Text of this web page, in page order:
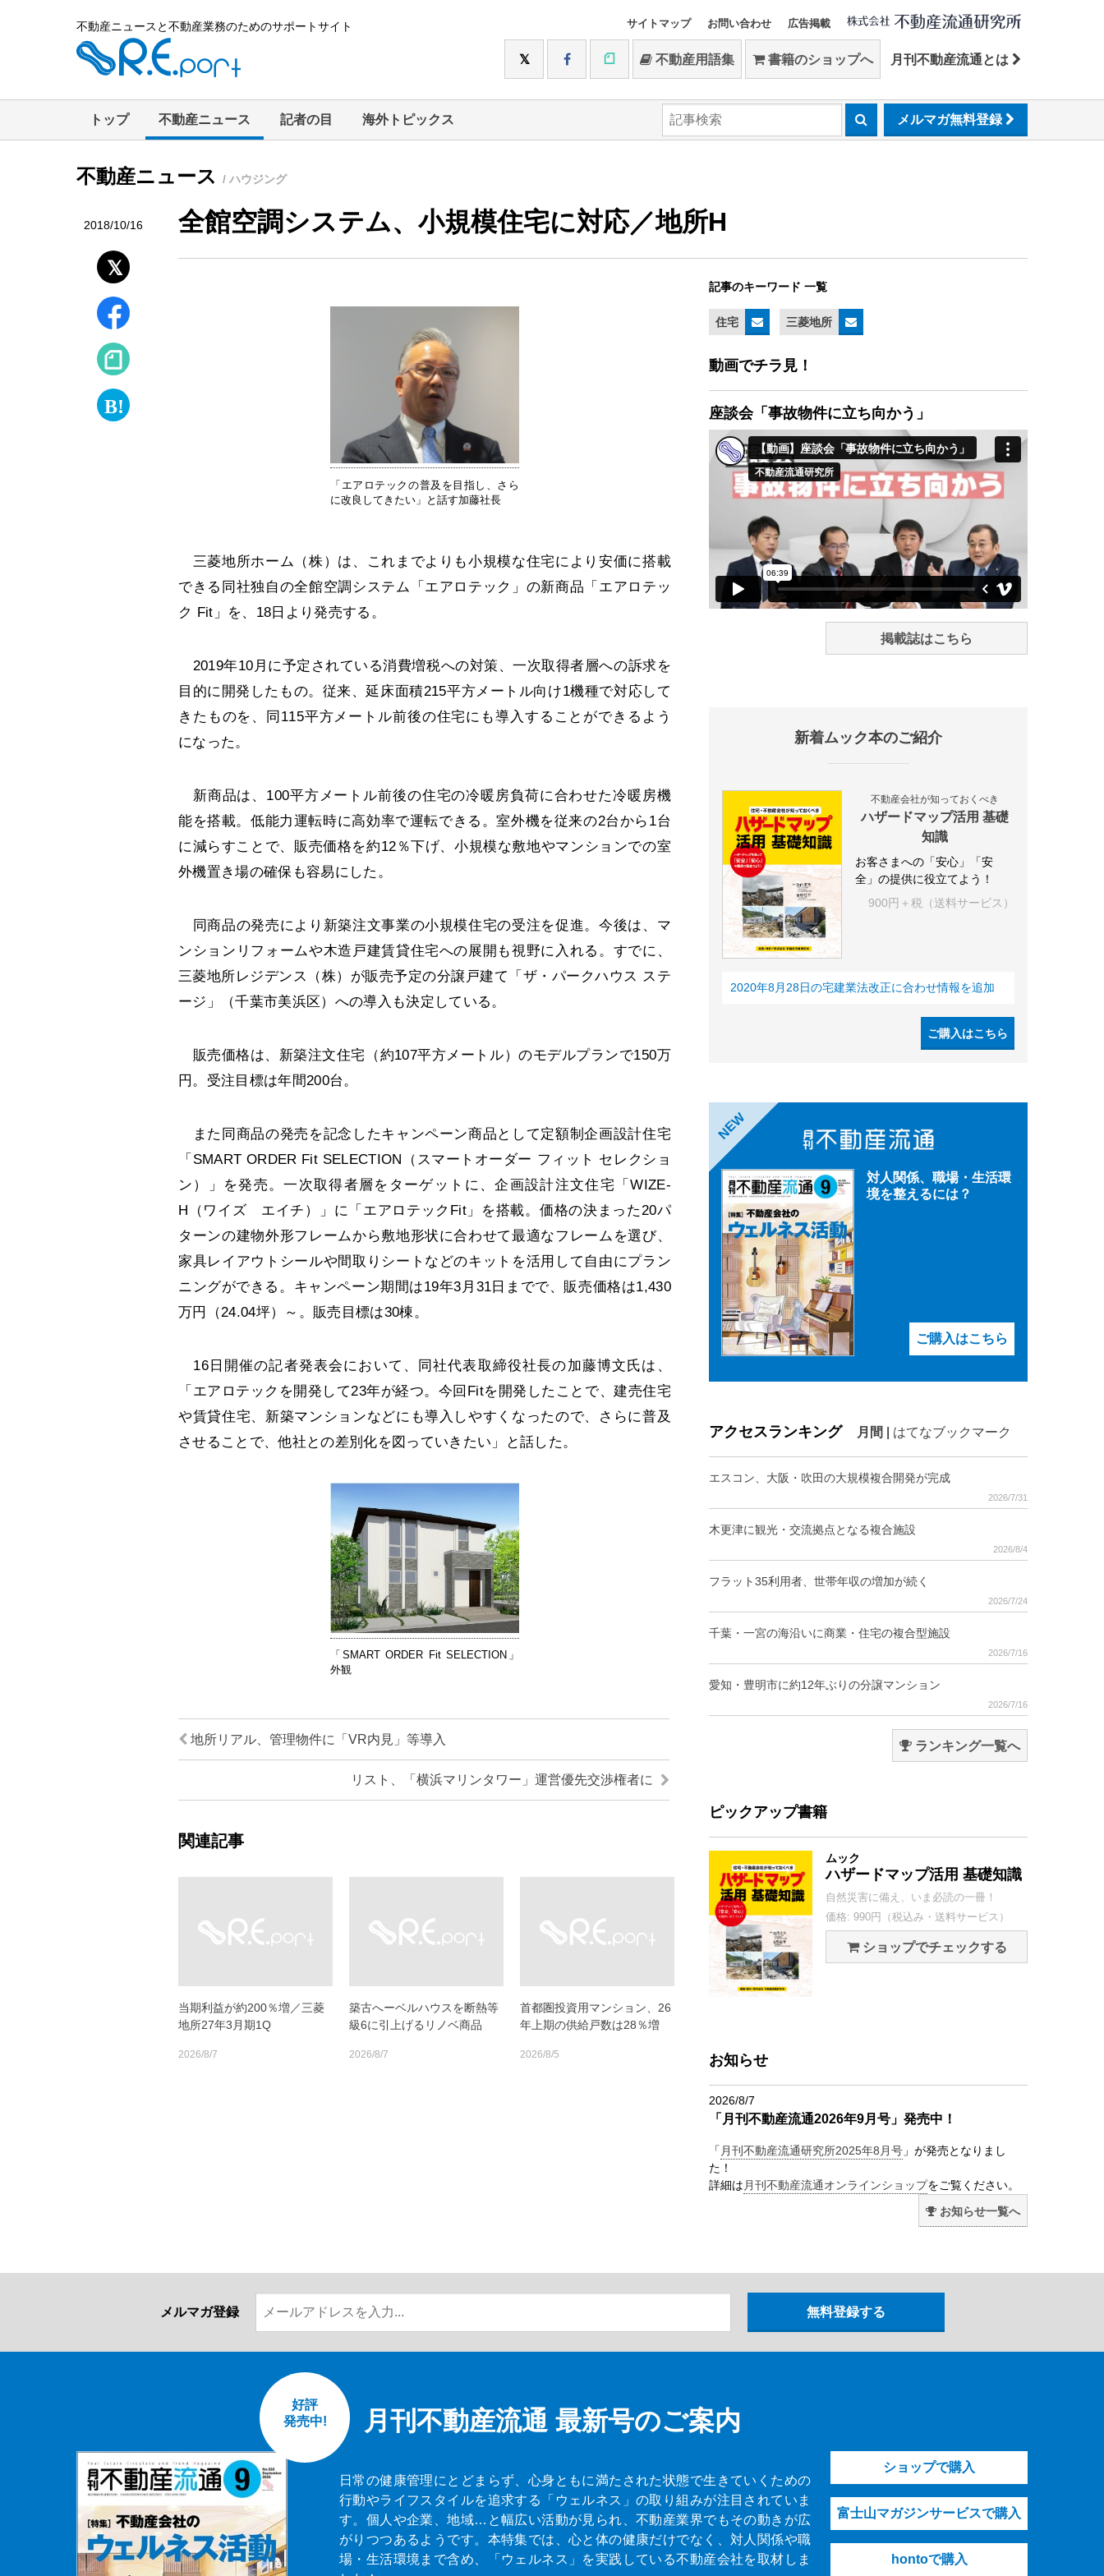
不動産ニュースと不動産業務のためのサポートサイト サイトマップ お問い合わせ 広告掲載
不動産用語集 書籍のショップへ 月刊不動産流通とは
トップ 不動産ニュース 記者の目 海外トピックス メルマガ無料登録
不動産ニュース / ハウジング
2018/10/16 全館空調システム、小規模住宅に対応／地所H
「エアロテックの普及を目指し、さら
に改良してきたい」と話す加藤社長
三菱地所ホーム（株）は、これまでよりも小規模な住宅により安価に搭載
できる同社独自の全館空調システム「エアロテック」の新商品「エアロテッ
ク Fit」を、18日より発売する。
2019年10月に予定されている消費増税への対策、一次取得者層への訴求を
目的に開発したもの。従来、延床面積215平方メートル向け1機種で対応して
きたものを、同115平方メートル前後の住宅にも導入することができるよう
になった。
新商品は、100平方メートル前後の住宅の冷暖房負荷に合わせた冷暖房機
能を搭載。低能力運転時に高効率で運転できる。室外機を従来の2台から1台
に減らすことで、販売価格を約12％下げ、小規模な敷地やマンションでの室
外機置き場の確保も容易にした。
同商品の発売により新築注文事業の小規模住宅の受注を促進。今後は、マ
ンションリフォームや木造戸建賃貸住宅への展開も視野に入れる。すでに、
三菱地所レジデンス（株）が販売予定の分譲戸建て「ザ・パークハウス ステ
ージ」（千葉市美浜区）への導入も決定している。
販売価格は、新築注文住宅（約107平方メートル）のモデルプランで150万
円。受注目標は年間200台。
また同商品の発売を記念したキャンペーン商品として定額制企画設計住宅
「SMART ORDER Fit SELECTION（スマートオーダー フィット セレクショ
ン）」を発売。一次取得者層をターゲットに、企画設計注文住宅「WIZE-
H（ワイズ エイチ）」に「エアロテックFit」を搭載。価格の決まった20パ
ターンの建物外形フレームから敷地形状に合わせて最適なフレームを選び、
家具レイアウトシールや間取りシートなどのキットを活用して自由にプラン
ニングができる。キャンペーン期間は19年3月31日までで、販売価格は1,430
万円（24.04坪）～。販売目標は30棟。
16日開催の記者発表会において、同社代表取締役社長の加藤博文氏は、
「エアロテックを開発して23年が経つ。今回Fitを開発したことで、建売住宅
や賃貸住宅、新築マンションなどにも導入しやすくなったので、さらに普及
させることで、他社との差別化を図っていきたい」と話した。
「SMART ORDER Fit SELECTION」
外観
地所リアル、管理物件に「VR内見」等導入
リスト、「横浜マリンタワー」運営優先交渉権者に
関連記事
当期利益が約200％増／三菱
地所27年3月期1Q
2026/8/7
築古へーベルハウスを断熱等
級6に引上げるリノベ商品
2026/8/7
首都圏投資用マンション、26
年上期の供給戸数は28％増
2026/8/5
記事のキーワード 一覧
住宅 三菱地所
動画でチラ見！
座談会「事故物件に立ち向かう」
掲載誌はこちら
新着ムック本のご紹介
不動産会社が知っておくべき
ハザードマップ活用 基礎
知識
お客さまへの「安心」「安
全」の提供に役立てよう！
900円＋税（送料サービス）
2020年8月28日の宅建業法改正に合わせ情報を追加
ご購入はこちら
NEW
対人関係、職場・生活環
境を整えるには？
ご購入はこちら
アクセスランキング 月間 はてなブックマーク
エスコン、大阪・吹田の大規模複合開発が完成
2026/7/31
木更津に観光・交流拠点となる複合施設
2026/8/4
フラット35利用者、世帯年収の増加が続く
2026/7/24
千葉・一宮の海沿いに商業・住宅の複合型施設
2026/7/16
愛知・豊明市に約12年ぶりの分譲マンション
2026/7/16
ランキング一覧へ
ピックアップ書籍
ムック
ハザードマップ活用 基礎知識
自然災害に備え、いま必読の一冊！
価格: 990円（税込み・送料サービス）
ショップでチェックする
お知らせ
2026/8/7
「月刊不動産流通2026年9月号」発売中！
「 月刊不動産流通研究所2025年8月号 」が発売となりまし
た！
詳細は 月刊不動産流通オンラインショップをご覧ください。
お知らせ一覧へ
メルマガ登録
月刊不動産流通 最新号のご案内
好評
発売中!
日常の健康管理にとどまらず、心身ともに満たされた状態で生きていくための
行動やライフスタイルを追求する「ウェルネス」の取り組みが注目されていま
す。個人や企業、地域…と幅広い活動が見られ、不動産業界でもその動きが広
がりつつあるようです。本特集では、心と体の健康だけでなく、対人関係や職
場・生活環境まで含め、「ウェルネス」を実践している不動産会社を取材しま
ショップで購入
富士山マガジンサービスで購入
hontoで購入